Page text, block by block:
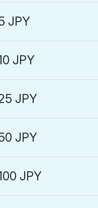
JPY
JPY
JPY
JPY
JPY